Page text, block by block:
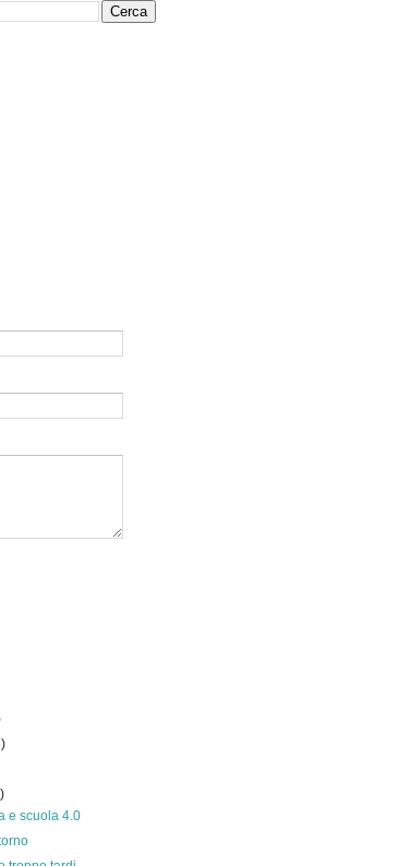
e scuola 4.0